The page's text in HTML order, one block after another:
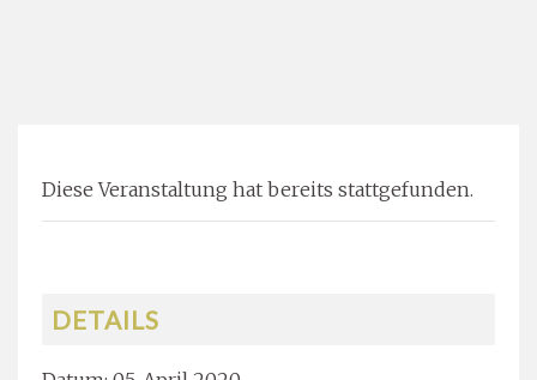
Diese Veranstaltung hat bereits stattgefunden.
DETAILS